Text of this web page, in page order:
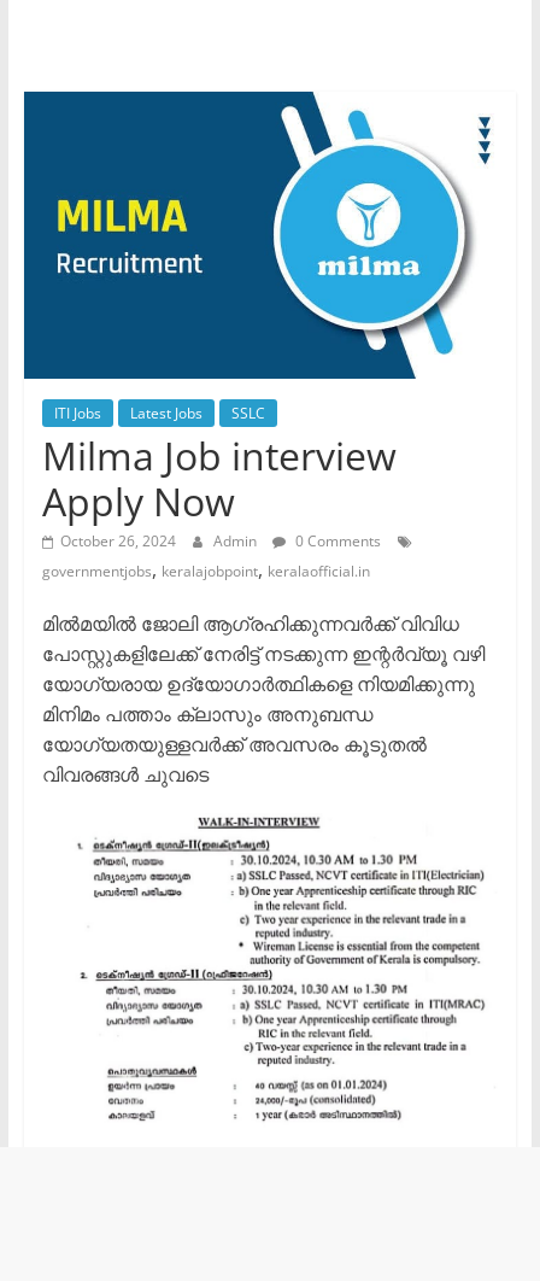
ITI Jobs Latest Jobs SSLC
Milma Job interview
Apply Now
October 26, 2024 Admin
0 Comments
governmentjobs, keralajobpoint, keralaofficial.in
മിൽമയിൽ ജോലി ആഗ്രഹിക്കുന്നവർക്ക് വിവിധ
പോസ്റ്റുകളിലേക്ക് നേരിട്ട് നടക്കുന്ന ഇന്റർവ്യൂ വഴി
യോഗ്യരായ ഉദ്യോഗാർത്ഥികളെ നിയമിക്കുന്നു
മിനിമം പത്താം ക്ലാസും അനുബന്ധ
യോഗ്യതയുള്ളവർക്ക് അവസരം കൂടുതൽ
വിവരങ്ങൾ ചുവടെ